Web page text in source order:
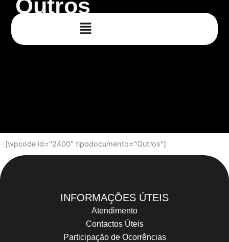
Outros
[wpcode id="2400" tipodocumento="Outros"]
INFORMAÇÕES ÚTEIS
Atendimento
Contactos Úteis
Participação de Ocorrências